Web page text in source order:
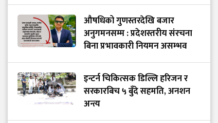
औषधिको गुणस्तरदेखि बजार
अनुगमनसम्म : प्रदेशस्तरीय संरचना
बिना प्रभावकारी नियमन असम्भव
इन्टर्न चिकित्सक डिल्लि हरिजन र
सरकारबिच ५ बुँदे सहमति, अनशन
अन्त्य